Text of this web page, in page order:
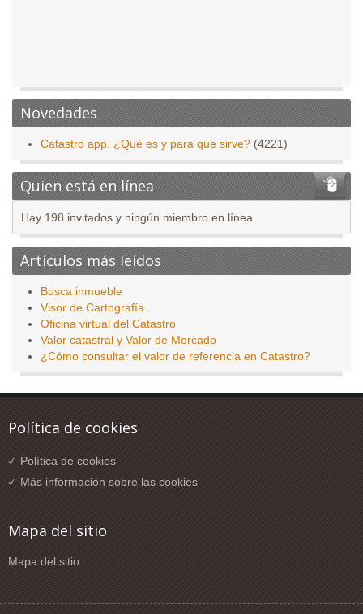
Novedades
Catastro app. ¿Qué es y para que sirve? (4221)
Quien está en línea
Hay 198 invitados y ningún miembro en línea
Artículos más leídos
Busca inmueble
Visor de Cartografía
Oficina virtual del Catastro
Valor catastral y Valor de Mercado
¿Cómo consultar el valor de referencia en Catastro?
Política de cookies
Política de cookies
Más información sobre las cookies
Mapa del sitio
Mapa del sitio